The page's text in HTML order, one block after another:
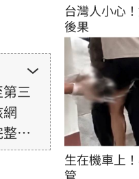
三
性
取
台灣人小心
後果
生在機車上
管